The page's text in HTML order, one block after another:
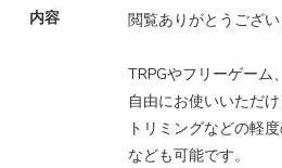
内容 閲覧ありがとうござい
TRPGやフリーゲーム
自由にお使いいただけ
トリミングなどの軽
なども可能です。